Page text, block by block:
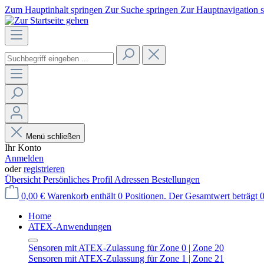
Zum Hauptinhalt springen Zur Suche springen Zur Hauptnavigation
Menü schließen
Ihr Konto
Anmelden
oderregistrieren
Übersicht Persönliches Profil Adressen Bestellungen
0,00 € Warenkorb enthält 0 Positionen. Der Gesamtwert beträgt
Home
ATEX-Anwendungen
Sensoren mit ATEX-Zulassung für Zone 0 | Zone 20
Sensoren mit ATEX-Zulassung für Zone 1 | Zone 21